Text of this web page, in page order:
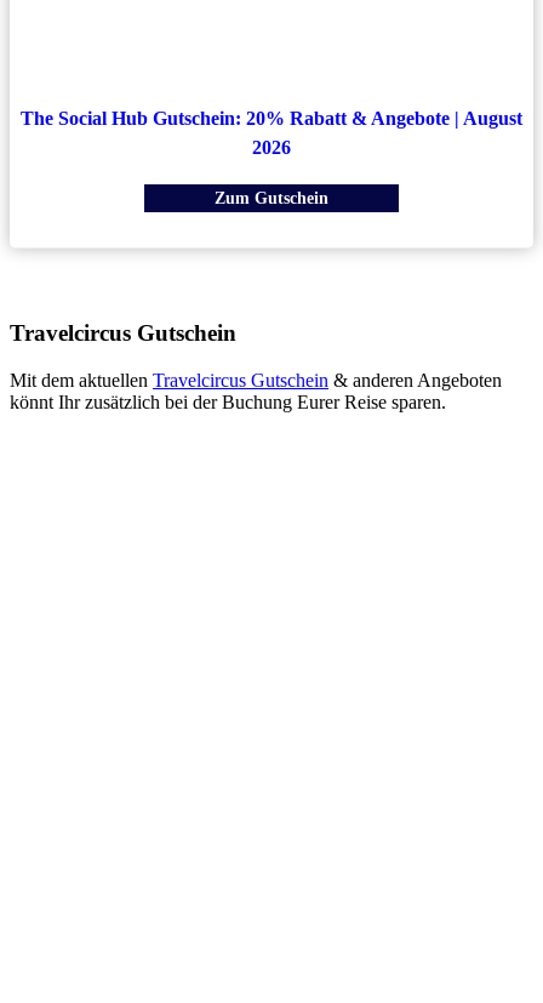
The Social Hub Gutschein: 20% Rabatt & Angebote | August
2026
Zum Gutschein
Travelcircus Gutschein
Mit dem aktuellen Travelcircus Gutschein & anderen Angeboten
könnt Ihr zusätzlich bei der Buchung Eurer Reise sparen.